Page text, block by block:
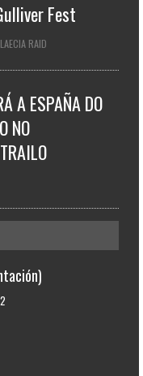
Fest
RAID
A ESPAÑA DO
NO